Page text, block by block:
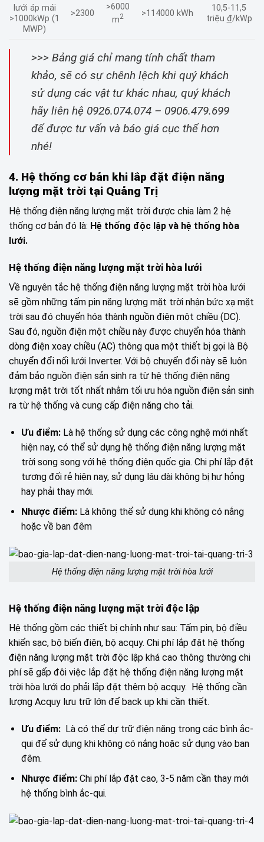
lưới áp mái
>1000kWp (1
MWP)
>2300
>6000
m2 >114000 kWh
10,5-11,5
triệu đ/kWp
>>> Bảng giá chỉ mang tính chất tham
khảo, sẽ có sự chênh lệch khi quý khách
sử dụng các vật tư khác nhau, quý khách
hãy liên hệ 0926.074.074 – 0906.479.699
để được tư vấn và báo giá cục thể hơn
nhé!
4. Hệ thống cơ bản khi lắp đặt điện năng
lượng mặt trời tại Quảng Trị
Hệ thống điện năng lượng mặt trời được chia làm 2 hệ
thống cơ bản đó là: Hệ thống độc lập và hệ thống hòa
lưới.
Hệ thống điện năng lượng mặt trời hòa lưới
Về nguyên tắc hệ thống điện năng lượng mặt trời hòa lưới
sẽ gồm những tấm pin năng lượng mặt trời nhận bức xạ mặt
trời sau đó chuyển hóa thành nguồn điện một chiều (DC).
Sau đó, nguồn điện một chiều này được chuyển hóa thành
dòng điện xoay chiều (AC) thông qua một thiết bị gọi là Bộ
chuyển đổi nối lưới Inverter. Với bộ chuyển đổi này sẽ luôn
đảm bảo nguồn điện sản sinh ra từ hệ thống điện năng
lượng mặt trời tốt nhất nhằm tối ưu hóa nguồn điện sản sinh
ra từ hệ thống và cung cấp điện năng cho tải.
Ưu điểm:Là hệ thống sử dụng các công nghệ mới nhất
hiện nay, có thể sử dụng hệ thống điện năng lượng mặt
trời song song với hệ thống điện quốc gia. Chi phí lắp đặt
tương đối rẻ hiện nay, sử dụng lâu dài không bị hư hỏng
hay phải thay mới.
Nhược điểm:Là không thể sử dụng khi không có nắng
hoặc về ban đêm
Hệ thống điện năng lượng mặt trời hòa lưới
Hệ thống điện năng lượng mặt trời độc lập
Hệ thống gồm các thiết bị chính như sau: Tấm pin, bộ điều
khiển sạc, bộ biến điện, bộ acquy. Chi phí lắp đặt hệ thống
điện năng lượng mặt trời độc lập khá cao thông thường chi
phí sẽ gấp đôi việc lắp đặt hệ thống điện năng lượng mặt
trời hòa lưới do phải lắp đặt thêm bộ acquy. Hệ thống cần
lượng Acquy lưu trữ lớn để back up khi cần thiết.
Ưu điểm: Là có thể dự trữ điện năng trong các bình ắc-
qui để sử dụng khi không có nắng hoặc sử dụng vào ban
đêm.
Nhược điểm:Chi phí lắp đặt cao, 3-5 năm cần thay mới
hệ thống bình ắc-qui.